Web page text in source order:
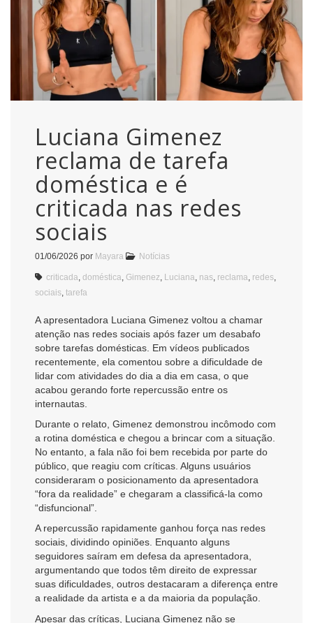
Luciana Gimenez
reclama de tarefa
doméstica e é
criticada nas redes
sociais
01/06/2026 por Mayara Notícias
criticada doméstica Gimenez Luciana nas reclama redes
sociais tarefa
A apresentadora Luciana Gimenez voltou a chamar
atenção nas redes sociais após fazer um desabafo
sobre tarefas domésticas. Em vídeos publicados
recentemente, ela comentou sobre a dificuldade de
lidar com atividades do dia a dia em casa, o que
acabou gerando forte repercussão entre os
internautas.
Durante o relato, Gimenez demonstrou incômodo com
a rotina doméstica e chegou a brincar com a situação.
No entanto, a fala não foi bem recebida por parte do
público, que reagiu com críticas. Alguns usuários
consideraram o posicionamento da apresentadora
“fora da realidade” e chegaram a classificá-la como
“disfuncional”.
A repercussão rapidamente ganhou força nas redes
sociais, dividindo opiniões. Enquanto alguns
seguidores saíram em defesa da apresentadora,
argumentando que todos têm direito de expressar
suas dificuldades, outros destacaram a diferença entre
a realidade da artista e a da maioria da população.
Apesar das críticas, Luciana Gimenez não se